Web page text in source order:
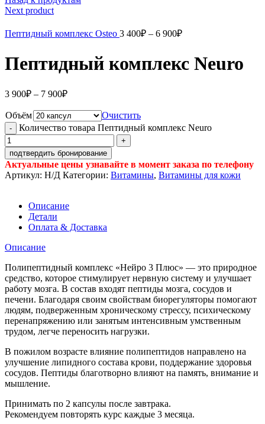
Next product
Пептидный комплекс Osteo 3 400₽ – 6 900₽
Пептидный комплекс Neuro
3 900₽ – 7 900₽
Объём
Очистить
Количество товара Пептидный комплекс Neuro
подтвердить бронирование
Актуальные цены узнавайте в момент заказа по телефону
Артикул: Н/Д Категории: Витамины, Витамины для кожи
Описание
Детали
Оплата & Доставка
Описание
Полипептидный комплекс «Нейро 3 Плюс» — это природное
средство, которое стимулирует нервную систему и улучшает
работу мозга. В состав входят пептиды мозга, сосудов и
печени. Благодаря своим свойствам биорегуляторы помогают
людям, подверженным хроническому стрессу, психическому
перенапряжению или занятым интенсивным умственным
трудом, легче переносить нагрузки.
В пожилом возрасте влияние полипептидов направлено на
улучшение липидного состава крови, поддержание здоровья
сосудов. Пептиды благотворно влияют на память, внимание и
мышление.
Принимать по 2 капсулы после завтрака.
Рекомендуем повторять курс каждые 3 месяца.